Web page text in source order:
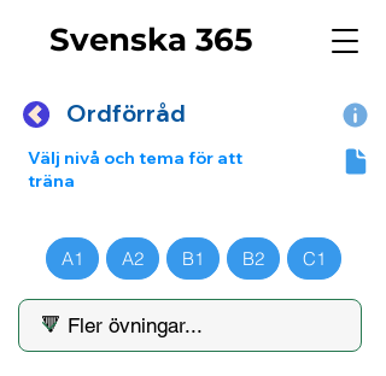
Svenska 365
Ordförråd
Välj nivå och tema för att
träna
A1 A2 B1 B2 C1